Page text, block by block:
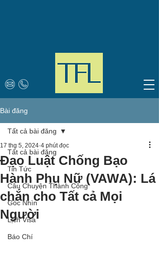
Bài đăng
Tất cả bài đăng
Tin Tức
Câu Chuyện Thành Công
Góc Nhìn
Lịch Visa
Báo Chí
Tất cả bài đăng
Đạo Luật Chống Bạo
Hành Phụ Nữ (VAWA): Lá
chắn cho Tất cả Mọi
Người
17 thg 5, 2024 4 phút đọc